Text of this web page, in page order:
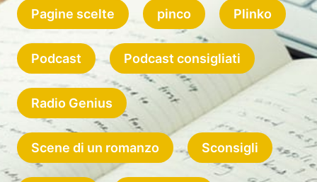
Pagine scelte pinco Plinko
Podcast Podcast consigliati
Radio Genius
Scene di un romanzo Sconsigli